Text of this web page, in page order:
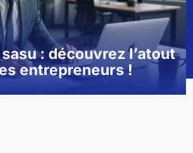
: découvrez l’atout
entrepreneurs !